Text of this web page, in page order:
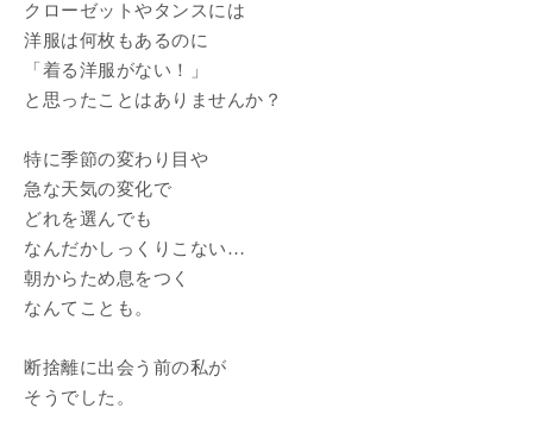
クローゼットやタンスには
洋服は何枚もあるのに
「着る洋服がない！」
と思ったことはありませんか？
特に季節の変わり目や
急な天気の変化で
どれを選んでも
なんだかしっくりこない…
朝からため息をつく
なんてことも。
断捨離に出会う前の私が
そうでした。